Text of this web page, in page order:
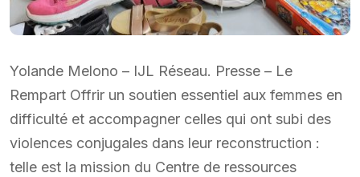
Yolande Melono – IJL Réseau. Presse – Le
Rempart Offrir un soutien essentiel aux femmes en
difficulté et accompagner celles qui ont subi des
violences conjugales dans leur reconstruction :
telle est la mission du Centre de ressources